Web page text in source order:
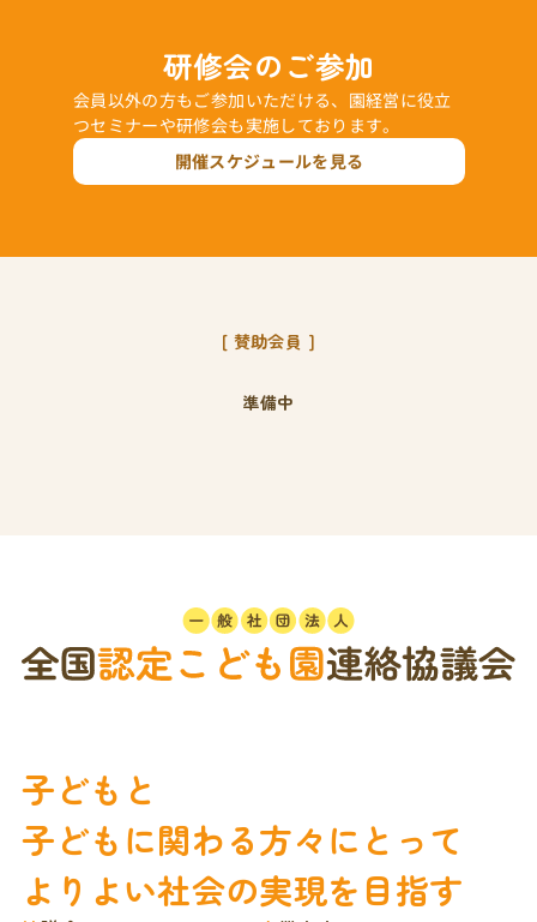
研修会のご参加
会員以外の方もご参加いただける、園経営に役立
つセミナーや研修会も実施しております。
開催スケジュールを見る
賛助会員
準備中
子どもと
子どもに関わる方々にとって
よりよい社会の実現を目指す